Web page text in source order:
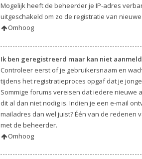
Mogelijk heeft de beheerder je IP-adres
uitgeschakeld om zo de registratie van
Omhoog
Ik ben geregistreerd maar kan niet
Controleer eerst of je gebruikersnaam en
tijdens het registratieproces opgaf dat je
Sommige forums vereisen dat iedere
dit al dan niet nodig is. Indien je een e-mail
mailadres dan wel juist? Één van de redenen
met de beheerder.
Omhoog